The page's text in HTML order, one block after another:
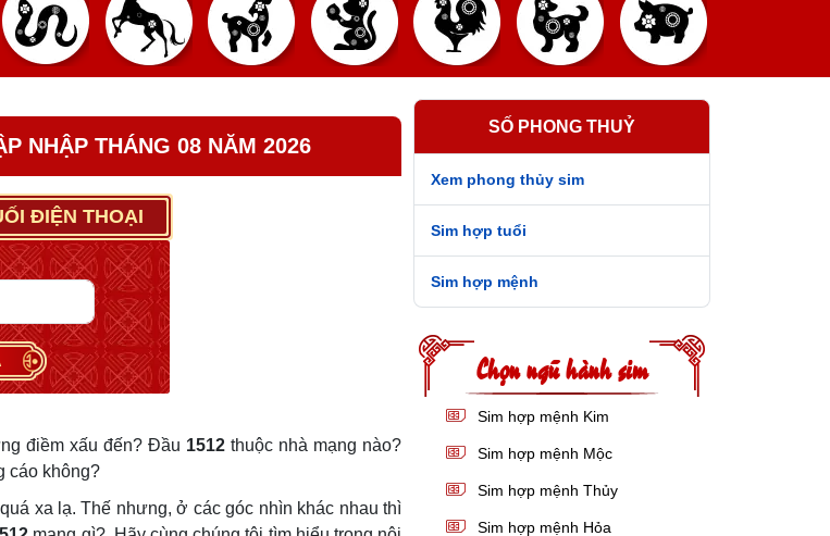
NHẬP THÁNG 08 NĂM 2026
ĐIỆN THOẠI
điềm xấu đến? Đầu 1512thuộc nhà mạng nào?
cáo không?
xa lạ. Thế nhưng, ở các góc nhìn khác nhau thì
SỐ PHONG THUỶ
Xem phong thủy sim
Sim hợp tuổi
Sim hợp mệnh
Chọn ngũ hành sim
Sim hợp mệnh Kim
Sim hợp mệnh Mộc
Sim hợp mệnh Thủy
Sim hợp mệnh Hỏa